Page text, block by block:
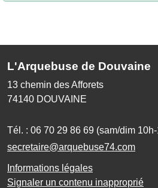
L'Arquebuse de Douvaine
13 chemin des Afforets
74140 DOUVAINE
Tél. : 06 70 29 86 69 (sam/dim
secretaire@arquebuse74.com
Informations légales
Signaler un contenu inapproprié